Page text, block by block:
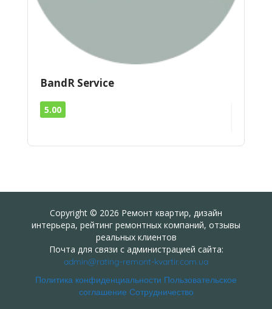
BandR Service
5.00
Copyright © 2026 Ремонт квартир, дизайн
интерьера, рейтинг ремонтных компаний, отзывы
реальных клиентов
Почта для связи с администрацией сайта:
admin@rating-remont-kvartir.com.ua
Политика конфиденциальности Пользовательское
соглашение Сотрудничество